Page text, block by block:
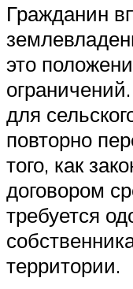
Гражданин
это
для
повторно
того, как
договором
требуется
территории.